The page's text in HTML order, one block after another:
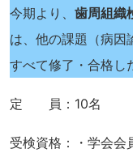
今期より、 歯周組織
は、他の課題（病因
すべて修了・合格し
定 員：10名
受検資格：・学会会